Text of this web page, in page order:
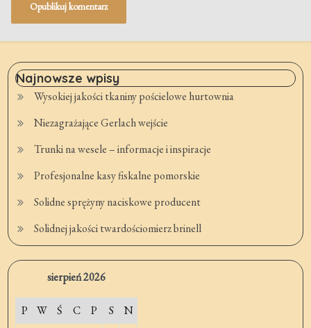
Najnowsze wpisy
Wysokiej jakości tkaniny pościelowe hurtownia
Niezagrażające Gerlach wejście
Trunki na wesele – informacje i inspiracje
Profesjonalne kasy fiskalne pomorskie
Solidne sprężyny naciskowe producent
Solidnej jakości twardościomierz brinell
sierpień 2026
P W Ś C P S
N